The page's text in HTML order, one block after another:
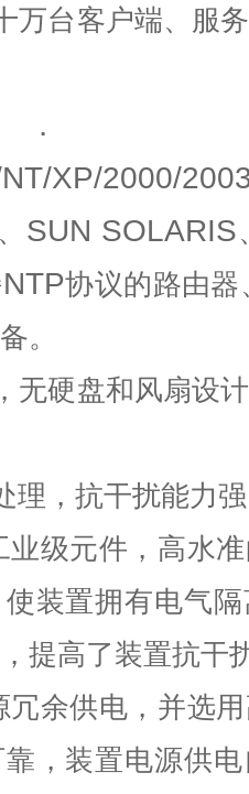
万台客户端、服
XP/2000/
、 SUN SOLARIS
NTP协议的路由器
。
无硬盘和风扇设
理，抗干扰能力
业级元件，高水
装置拥有电气
提高了装置抗干
冗余供电，并选
，装置电源供